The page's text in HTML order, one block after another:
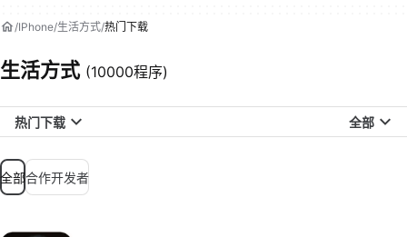
IPhone 生活方式 热门下载
生活方式 (10000程序)
热门下载 全部
全部合作开发者